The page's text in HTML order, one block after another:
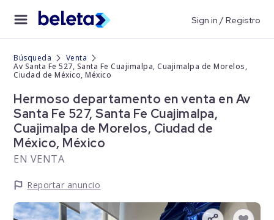
Sign in / Registro
Búsqueda
Venta
Av Santa Fe 527, Santa Fe Cuajimalpa, Cuajimalpa de Morelos,
Ciudad de México, México
Hermoso departamento en venta en Av
Santa Fe 527, Santa Fe Cuajimalpa,
Cuajimalpa de Morelos, Ciudad de
México, México
EN VENTA
Reportar anuncio